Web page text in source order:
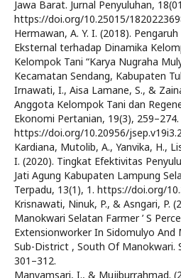
Jawa Barat. Jurnal Penyuluhan,
https://doi.org/10.25015/
Hermawan, A. Y. I. (2018).
Eksternal terhadap Dinamika
Kelompok Tani “Karya Nugraha
Kecamatan Sendang, Kabupaten
Irnawati, I., Aisa Lamane, S., &
Anggota Kelompok Tani dan
Ekonomi Pertanian, 19(3), 259–274.
https://doi.org/10.20956/
Kardiana, Mutolib, A., Yanvika, H.,
I. (2020). Tingkat Efektivitas
Jati Agung Kabupaten Lampung
Terpadu, 13(1), 1. https://doi.org/
Krisnawati, Ninuk, P., & Asngari, P.
Manokwari Selatan Farmer ’ S
Extensionworker In Sidomulyo And
Sub-District , South Of Manokwari.
301–312.
Manyamsari, I., & Mujiburrahmad.